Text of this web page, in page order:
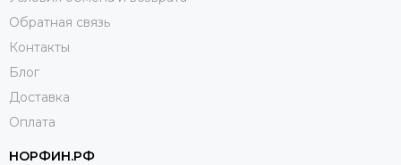
Обратная связь
Контакты
Блог
Доставка
Оплата
НОРФИН.РФ